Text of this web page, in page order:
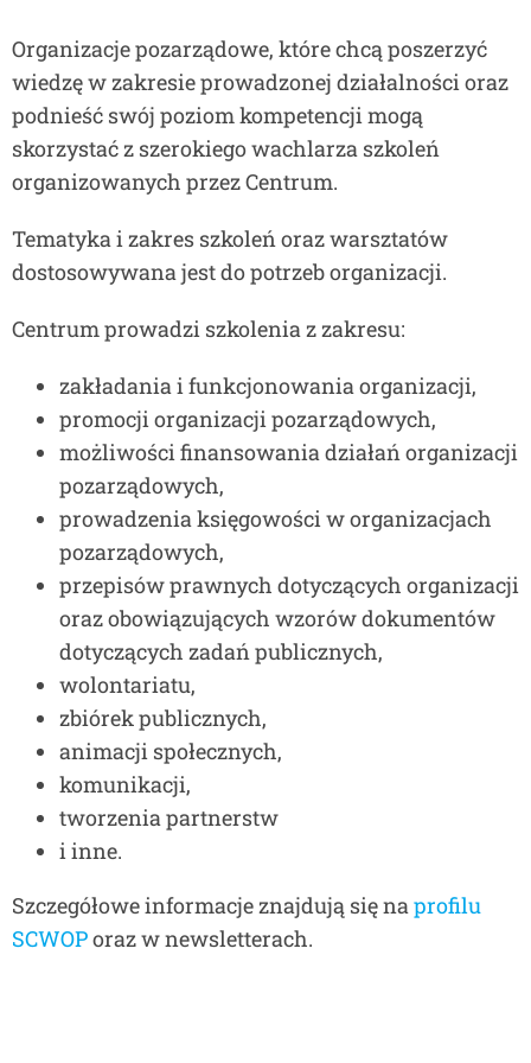
Organizacje pozarządowe, które chcą poszerzyć
wiedzę w zakresie prowadzonej działalności oraz
podnieść swój poziom kompetencji mogą
skorzystać z szerokiego wachlarza szkoleń
organizowanych przez Centrum.
Tematyka i zakres szkoleń oraz warsztatów
dostosowywana jest do potrzeb organizacji.
Centrum prowadzi szkolenia z zakresu:
zakładania i funkcjonowania organizacji,
promocji organizacji pozarządowych,
możliwości finansowania działań organizacji
pozarządowych,
prowadzenia księgowości w organizacjach
pozarządowych,
przepisów prawnych dotyczących organizacji
oraz obowiązujących wzorów dokumentów
dotyczących zadań publicznych,
wolontariatu,
zbiórek publicznych,
animacji społecznych,
komunikacji,
tworzenia partnerstw
i inne.
Szczegółowe informacje znajdują się na profilu
SCWOPoraz w newsletterach.